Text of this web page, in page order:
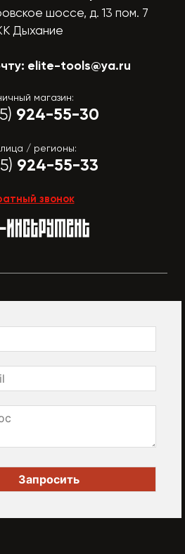
шоссе, д. 13 пом. 7
Дыхание
elite-tools@ya.ru
магазин:
924-55-30
/ регионы:
924-55-33
звонок